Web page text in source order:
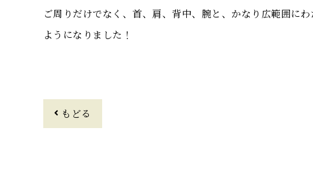
ご周りだけでなく、首、肩、背中、腕と、かなり広範囲に
ようになりました！
もどる